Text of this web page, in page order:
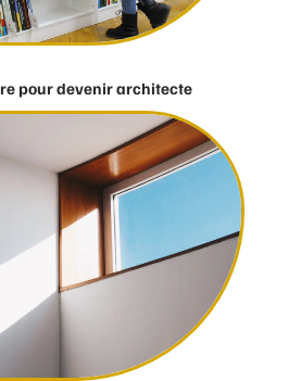
pour devenir architecte